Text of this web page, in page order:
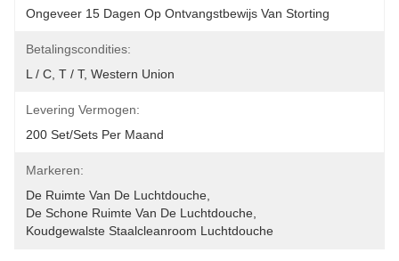
Ongeveer 15 Dagen Op Ontvangstbewijs Van Storting
Betalingscondities:
L / C, T / T, Western Union
Levering Vermogen:
200 Set/Sets Per Maand
Markeren:
De Ruimte Van De Luchtdouche
De Schone Ruimte Van De Luchtdouche
Koudgewalste Staalcleanroom Luchtdouche